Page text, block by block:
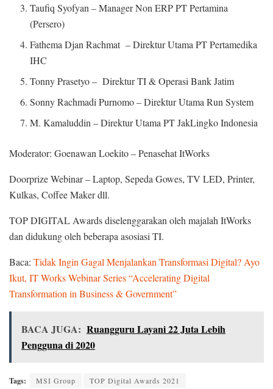
Taufiq Syofyan – Manager Non ERP PT Pertamina
(Persero)
Fathema Djan Rachmat – Direktur Utama PT Pertamedika
IHC
Tonny Prasetyo – Direktur TI & Operasi Bank Jatim
Sonny Rachmadi Purnomo – Direktur Utama Run System
M. Kamaluddin – Direktur Utama PT JakLingko Indonesia
Moderator: Goenawan Loekito – Penasehat ItWorks
Doorprize Webinar – Laptop, Sepeda Gowes, TV LED, Printer,
Kulkas, Coffee Maker dll.
TOP DIGITAL Awards diselenggarakan oleh majalah ItWorks
dan didukung oleh beberapa asosiasi TI.
Baca: Tidak Ingin Gagal Menjalankan Transformasi Digital? Ayo
Ikut, IT Works Webinar Series “Accelerating Digital
Transformation in Business & Government”
BACA JUGA: Ruangguru Layani 22 Juta Lebih
Pengguna di 2020
Tags: MSI Group TOP Digital Awards 2021